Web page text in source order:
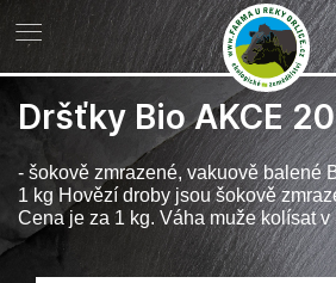
Dršťky Bio AKCE
- šokově zmrazené, vakuově balené
1 kg Hovězí droby jsou šokově
Cena je za 1 kg. Váha muže kolísat v